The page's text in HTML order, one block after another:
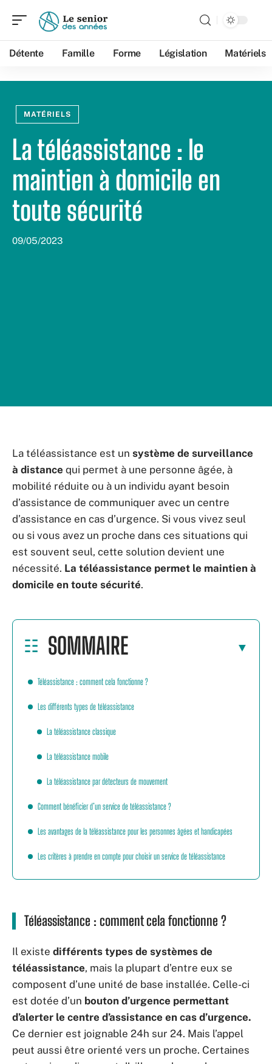
Détente Famille Forme Législation Matériels
MATÉRIELS
La téléassistance : le
maintien à domicile en
toute sécurité
09/05/2023
La téléassistance est un système de surveillance
à distance qui permet à une personne âgée, à
mobilité réduite ou à un individu ayant besoin
d’assistance de communiquer avec un centre
d’assistance en cas d’urgence. Si vous vivez seul
ou si vous avez un proche dans ces situations qui
est souvent seul, cette solution devient une
nécessité. La téléassistance permet le maintien à
domicile en toute sécurité.
SOMMAIRE
Téléassistance : comment cela fonctionne ?
Les différents types de téléassistance
La téléassistance classique
La téléassistance mobile
La téléassistance par détecteurs de mouvement
Comment bénéficier d’un service de téléassistance ?
Les avantages de la téléassistance pour les personnes âgées et handicapées
Les critères à prendre en compte pour choisir un service de téléassistance
Téléassistance : comment cela fonctionne ?
Il existe différents types de systèmes de
téléassistance, mais la plupart d’entre eux se
composent d’une unité de base installée. Celle-ci
est dotée d’un bouton d’urgence permettant
d’alerter le centre d’assistance en cas d’urgence.
Ce dernier est joignable 24h sur 24. Mais l’appel
peut aussi être orienté vers un proche. Certaines